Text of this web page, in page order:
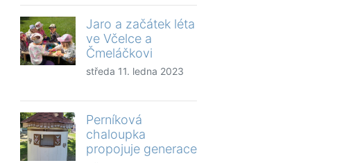
Jaro a začátek léta
ve Včelce a
Čmeláčkovi
středa 11. ledna 2023
Perníková
chaloupka
propojuje generace